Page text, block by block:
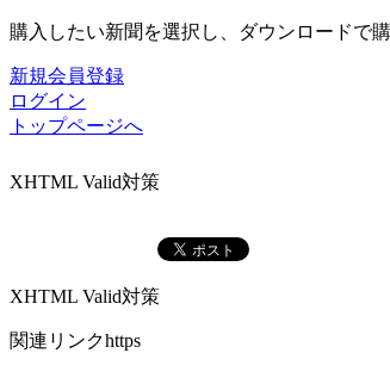
購入したい新聞を選択し、ダウンロードで購
新規会員登録
ログイン
トップページへ
XHTML Valid対策
XHTML Valid対策
関連リンクhttps